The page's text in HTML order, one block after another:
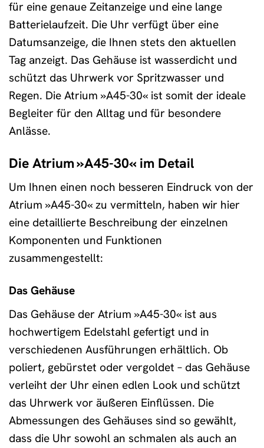
für eine genaue Zeitanzeige und eine lange
Batterielaufzeit. Die Uhr verfügt über eine
Datumsanzeige, die Ihnen stets den aktuellen
Tag anzeigt. Das Gehäuse ist wasserdicht und
schützt das Uhrwerk vor Spritzwasser und
Regen. Die Atrium »A45-30« ist somit der ideale
Begleiter für den Alltag und für besondere
Anlässe.
Die Atrium »A45-30« im Detail
Um Ihnen einen noch besseren Eindruck von der
Atrium »A45-30« zu vermitteln, haben wir hier
eine detaillierte Beschreibung der einzelnen
Komponenten und Funktionen
zusammengestellt:
Das Gehäuse
Das Gehäuse der Atrium »A45-30« ist aus
hochwertigem Edelstahl gefertigt und in
verschiedenen Ausführungen erhältlich. Ob
poliert, gebürstet oder vergoldet – das Gehäuse
verleiht der Uhr einen edlen Look und schützt
das Uhrwerk vor äußeren Einflüssen. Die
Abmessungen des Gehäuses sind so gewählt,
dass die Uhr sowohl an schmalen als auch an